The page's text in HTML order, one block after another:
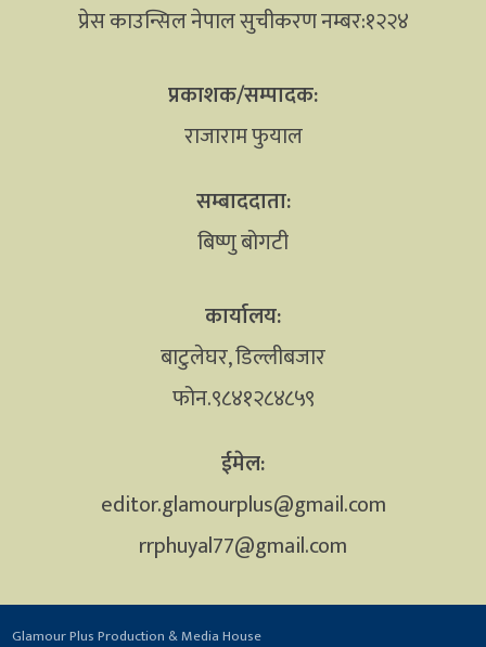
प्रेस काउन्सिल नेपाल सुचीकरण नम्बर:१२२४
प्रकाशक/सम्पादक:
राजाराम फुयाल
सम्बाददाता:
बिष्णु बोगटी
कार्यालय:
बाटुलेघर, डिल्लीबजार
फोन.९८४१२८४८५९
ईमेल:
editor.glamourplus@gmail.com
rrphuyal77@gmail.com
Glamour Plus Production & Media House